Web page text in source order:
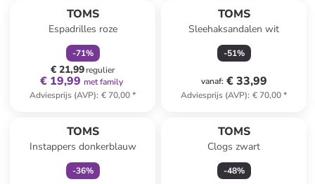
TOMS
Espadrilles roze
-71%
€ 21,99regulier
€ 19,99 met family
Adviesprijs (AVP): € 70,00*
TOMS
Sleehaksandalen wit
-51%
vanaf: € 33,99
Adviesprijs (AVP): € 70,00*
TOMS
Instappers donkerblauw
-36%
TOMS
Clogs zwart
-48%